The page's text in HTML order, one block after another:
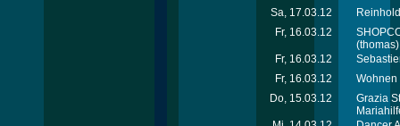
Sa, 17.03.12
Fr, 16.03.12
(thomas)
Fr, 16.03.12
Fr, 16.03.12
Wohnen
Do, 15.03.12
Grazia